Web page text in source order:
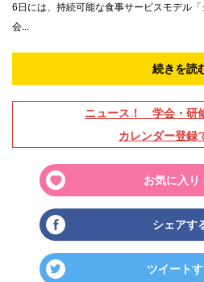
6日には、持続可能な食事サービスモデル
会...
続きを読
ニュース！ 学会・研
カレンダー登録
お気に入り
シェアす
ツイート